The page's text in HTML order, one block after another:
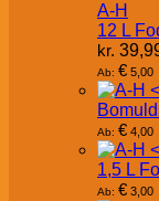
A-H
12 L
kr.
Ab: € 5,00
Ab: € 4,00
1,5 L
Ab: € 3,00